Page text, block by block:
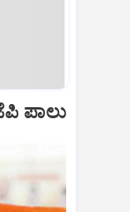
ಪಾಲು